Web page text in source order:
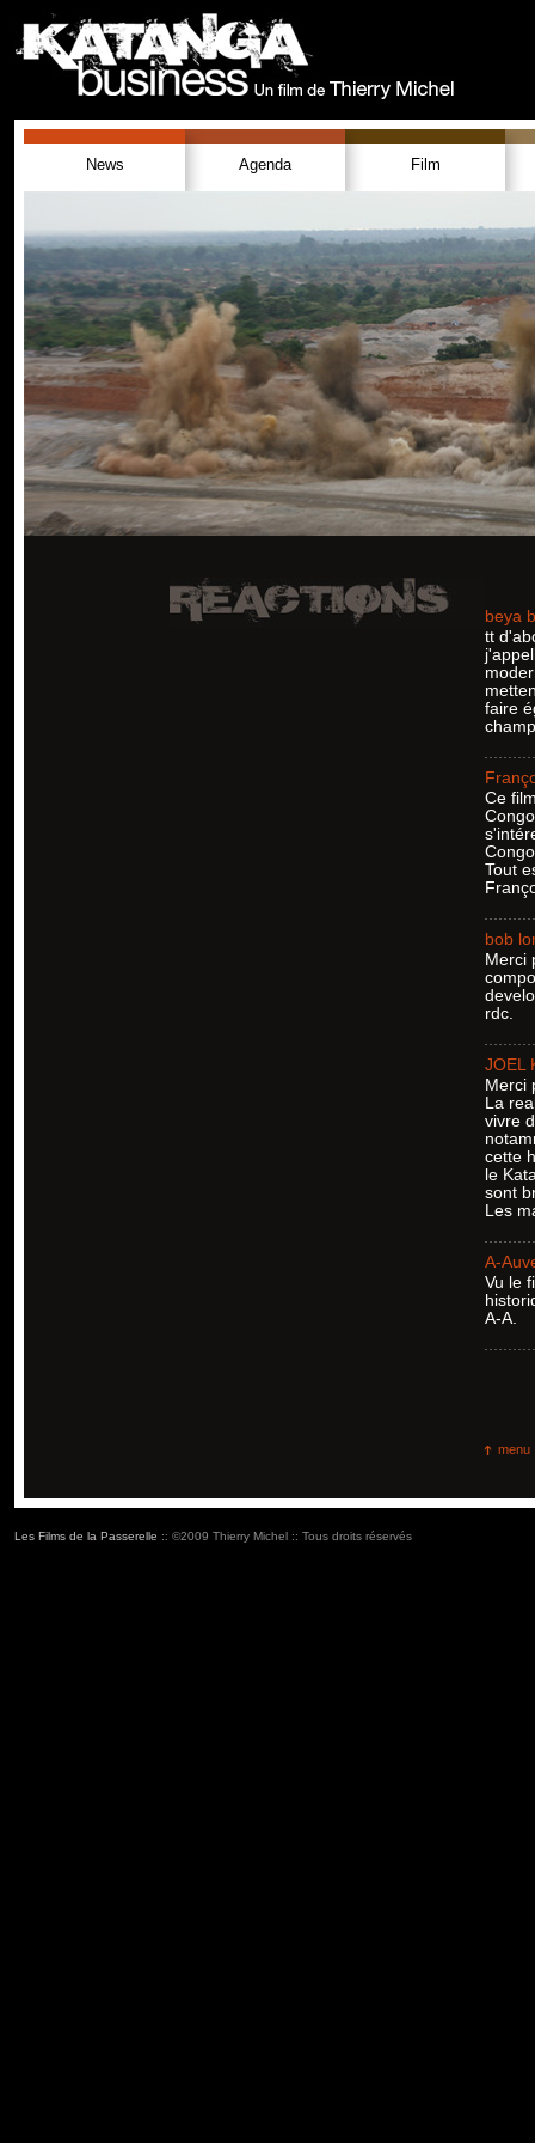
News Agenda Film
beya
tt
faire
Ce
Tout
bob
Merci
rdc.
JOEL
Merci
La
vivre
cette
le
sont
Les
A-
Vu le
A-A.
menu
Les Films de la Passerelle :: ©2009 Thierry Michel :: Tous droits réservés